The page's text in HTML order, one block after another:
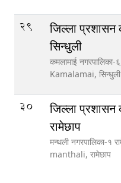
29
जिल्ला प्रशासन
सिन्धुली
कमलामाई नगरपालिका-
Kamalamai, सिन्धुली
30
जिल्ला प्रशासन
रामेछाप
मन्थली नगरपालिका-१
manthali, रामेछाप